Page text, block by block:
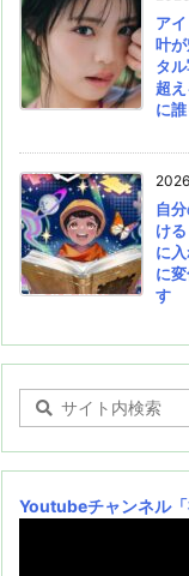
ア
叶
タ
超
に
自
け
に
に
す
Youtubeチャンネル